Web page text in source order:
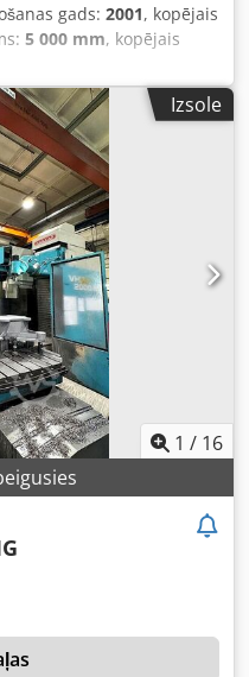
gads: 2001, kopējais
5 000 mm, kopējais
ID 9393 Ražotājs: Correa
T-veida gropju skaits: 7
T-gropes izmērs: 22 mm
5000 mm Platums:
10 000 kg Dedpszcn E
Informācija šajā lapā ir
kā arī, cik iespējams,
labā ticībā, taču tās
tā nav uzskatāma par
Iesakām pārbaudīt
Izsole
1 / 16